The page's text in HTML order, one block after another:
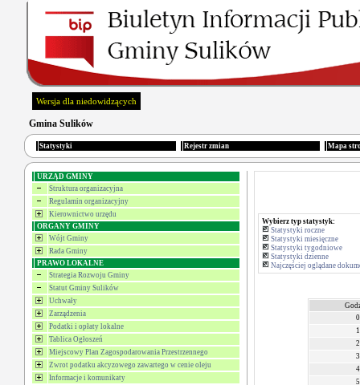
Wersja dla niedowidzących
Gmina Sulików
Statystyki Rejestr zmian Mapa
URZĄD GMINY
Struktura organizacyjna
Regulamin organizacyjny
Kierownictwo urzędu
ORGANY GMINY
Wójt Gminy
Rada Gminy
PRAWO LOKALNE
Strategia Rozwoju Gminy
Statut Gminy Sulików
Uchwały
Zarządzenia
Podatki i opłaty lokalne
Tablica Ogłoszeń
Miejscowy Plan Zagospodarowania Przestrzennego
Zwrot podatku akcyzowego zawartego w cenie oleju
Informacje i komunikaty
Wybierz typ statystyk:
Statystyki roczne
Statystyki miesięczne
Statystyki tygodniowe
Statystyki dzienne
Najczęściej oglądane
0
1
2
3
4
5